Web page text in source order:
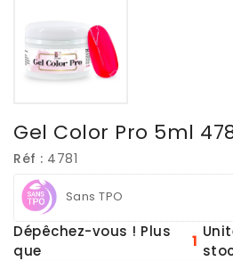
Gel Color Pro 5ml
Réf : 4781
Sans TPO
Dépêchez-vous ! Plus
que
1